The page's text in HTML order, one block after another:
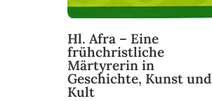
Hl. Afra – Eine
frühchristliche
Märtyrerin in
Geschichte, Kunst und
Kult